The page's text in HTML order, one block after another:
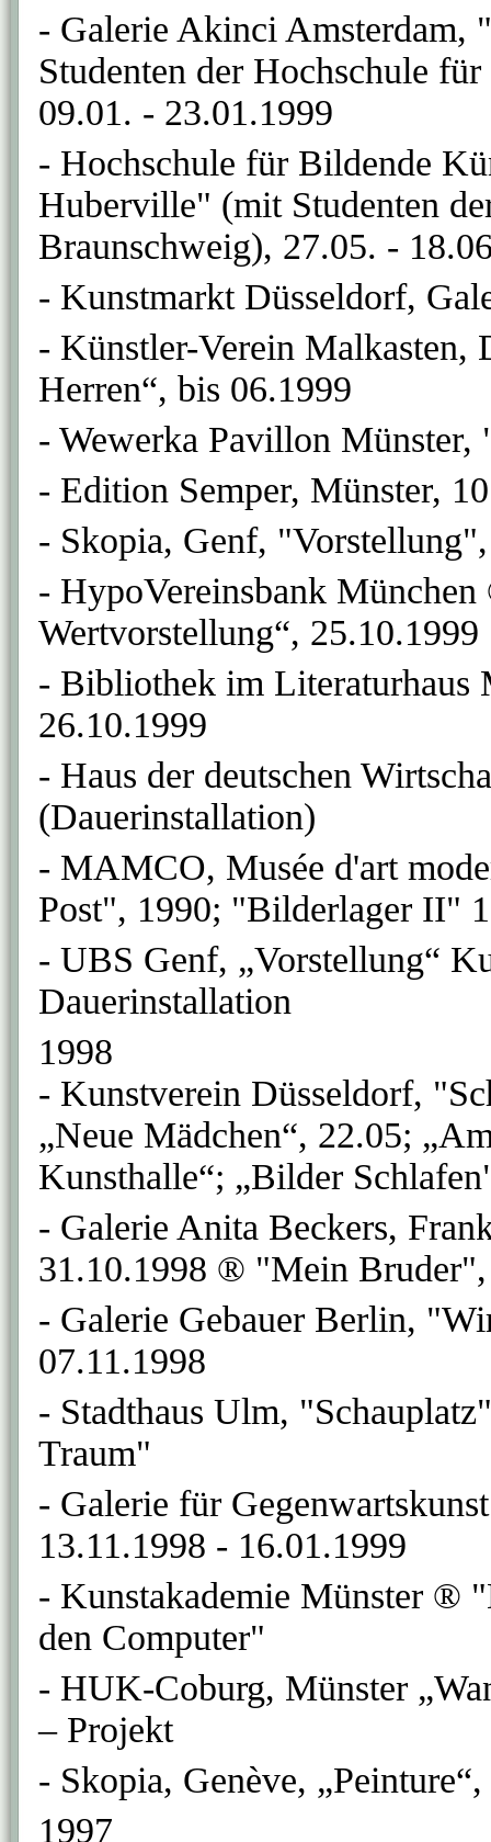
- Galerie Akinci Amsterdam,
Studenten der Hochschule
09.01. - 23.01.1999
- Hochschule für Bildende
Huberville" (mit Studenten
Braunschweig), 27.05. -
- Kunstmarkt Düsseldorf,
- Künstler-Verein Malkasten,
Herren“, bis 06.1999
- Wewerka Pavillon Münster,
- Edition Semper, Münster,
- Skopia, Genf,
- HypoVereinsbank
Wertvorstellung“, 25.10.1999
- Bibliothek im Literaturhaus
26.10.1999
- Haus der deutschen
(Dauerinstallation)
- MAMCO, Musée d'art
Post", 1990; "Bilderlager II"
- UBS Genf, „Vorstellung“
Dauerinstallation
1998
- Kunstverein Düsseldorf,
„Neue Mädchen“, 22.05;
Kunsthalle“; „Bilder
- Galerie Anita Beckers,
31.10.1998 ® "Mein Bruder",
- Galerie Gebauer Berlin,
07.11.1998
- Stadthaus Ulm,
Traum"
- Galerie für
13.11.1998 - 16.01.1999
- Kunstakademie Münster ®
den Computer"
- HUK-Coburg, Münster
– Projekt
- Skopia, Genève,
1997